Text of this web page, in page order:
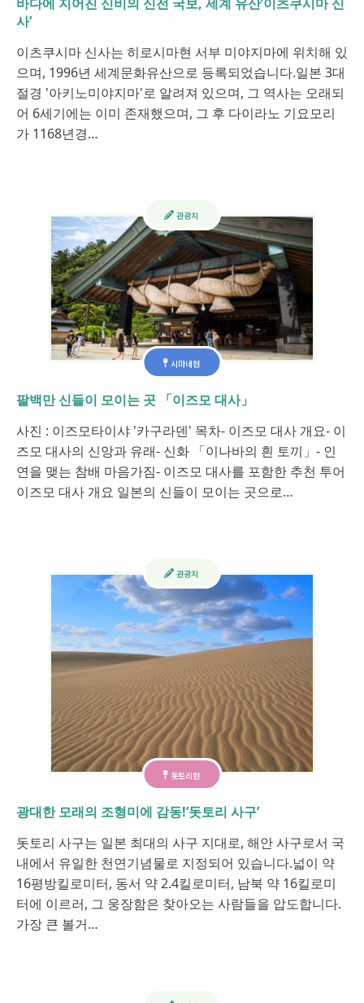
사’
이츠쿠시마 신사는 히로시마현 서부 미야지마에 위치해 있
으며, 1996년 세계문화유산으로 등록되었습니다.일본 3대
절경 '아키노미야지마'로 알려져 있으며, 그 역사는 오래되
어 6세기에는 이미 존재했으며, 그 후 다이라노 기요모리
가 1168년경…
시마네현
관광지
팔백만 신들이 모이는 곳 「이즈모 대사」
사진 : 이즈모타이샤 '카구라덴' 목차- 이즈모 대사 개요- 이
즈모 대사의 신앙과 유래- 신화 「이나바의 흰 토끼」- 인
연을 맺는 참배 마음가짐- 이즈모 대사를 포함한 추천 투어
이즈모 대사 개요 일본의 신들이 모이는 곳으로…
돗토리현
관광지
광대한 모래의 조형미에 감동!’돗토리 사구’
돗토리 사구는 일본 최대의 사구 지대로, 해안 사구로서 국
내에서 유일한 천연기념물로 지정되어 있습니다.넓이 약
16평방킬로미터, 동서 약 2.4킬로미터, 남북 약 16킬로미
터에 이르러, 그 웅장함은 찾아오는 사람들을 압도합니다.
가장 큰 볼거…